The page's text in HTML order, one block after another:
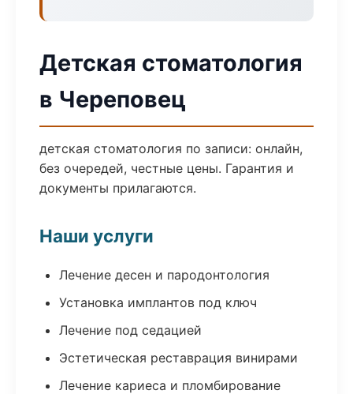
Детская стоматология
в Череповец
детская стоматология по записи: онлайн,
без очередей, честные цены. Гарантия и
документы прилагаются.
Наши услуги
Лечение десен и пародонтология
Установка имплантов под ключ
Лечение под седацией
Эстетическая реставрация винирами
Лечение кариеса и пломбирование